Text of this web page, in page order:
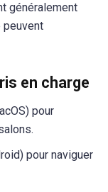
généralement
en charge
pour
pour naviguer